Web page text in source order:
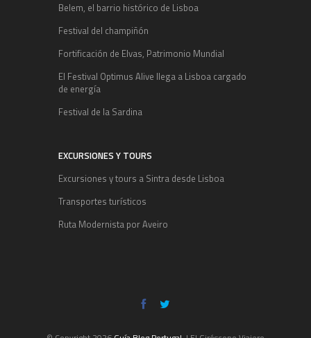
Belem, el barrio histórico de Lisboa
Festival del champiñón
Fortificación de Elvas, Patrimonio Mundial
El Festival Optimus Alive llega a Lisboa cargado
de energía
Festival de la Sardina
EXCURSIONES Y TOURS
Excursiones y tours a Sintra desde Lisboa
Transportes turísticos
Ruta Modernista por Aveiro